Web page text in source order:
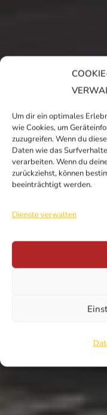
Um dir ein optimales
wie Cookies, um
zuzugreifen. Wenn du
Daten wie das
verarbeiten. Wenn du
zurückziehst, können
beeinträchtigt werden.
Dienste verwalten